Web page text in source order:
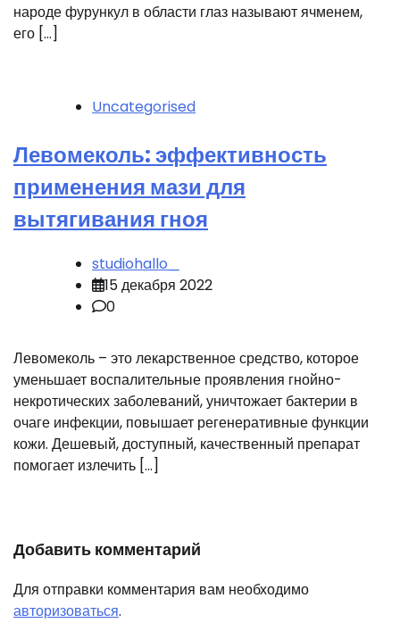
народе фурункул в области глаз называют ячменем,
его […]
Uncategorised
Левомеколь: эффективность
применения мази для
вытягивания гноя
studiohallo_
15 декабря 2022
0
Левомеколь – это лекарственное средство, которое
уменьшает воспалительные проявления гнойно-
некротических заболеваний, уничтожает бактерии в
очаге инфекции, повышает регенеративные функции
кожи. Дешевый, доступный, качественный препарат
помогает излечить […]
Добавить комментарий
Для отправки комментария вам необходимо
авторизоваться.